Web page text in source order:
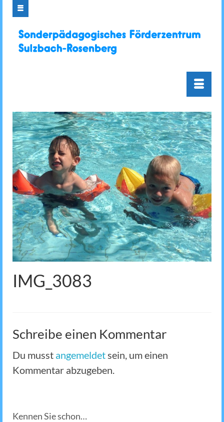
IMG_3083
Schreibe einen Kommentar
Du musst angemeldetsein, um einen
Kommentar abzugeben.
Kennen Sie schon…